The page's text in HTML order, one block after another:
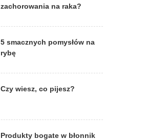
zachorowania na raka?
5 smacznych pomysłów na
rybę
Czy wiesz, co pijesz?
Produkty bogate w błonnik